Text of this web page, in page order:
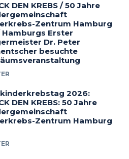
DEN KREBS / 50 Jahre
Zentrum Hamburg
Hamburgs Erster
Dr. Peter
besuchte
2026:
DEN KREBS: 50 Jahre
Zentrum Hamburg